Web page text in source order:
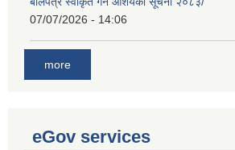
07/07/2026 - 14:06
more
eGov services